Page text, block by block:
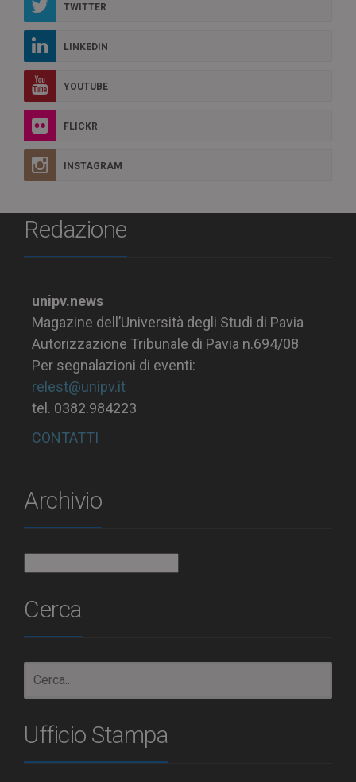
TWITTER
LINKEDIN
YOUTUBE
FLICKR
INSTAGRAM
Redazione
unipv.news
Magazine dell’Università degli Studi di Pavia
Autorizzazione Tribunale di Pavia n.694/08
Per segnalazioni di eventi:
relest@unipv.it
tel. 0382.984223
CONTATTI
Archivio
Cerca
Ufficio Stampa